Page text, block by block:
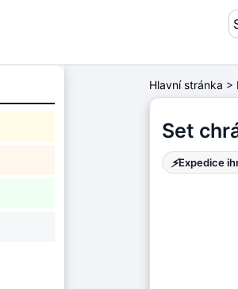
Hlavní stránka >
Set
⚡Expedice